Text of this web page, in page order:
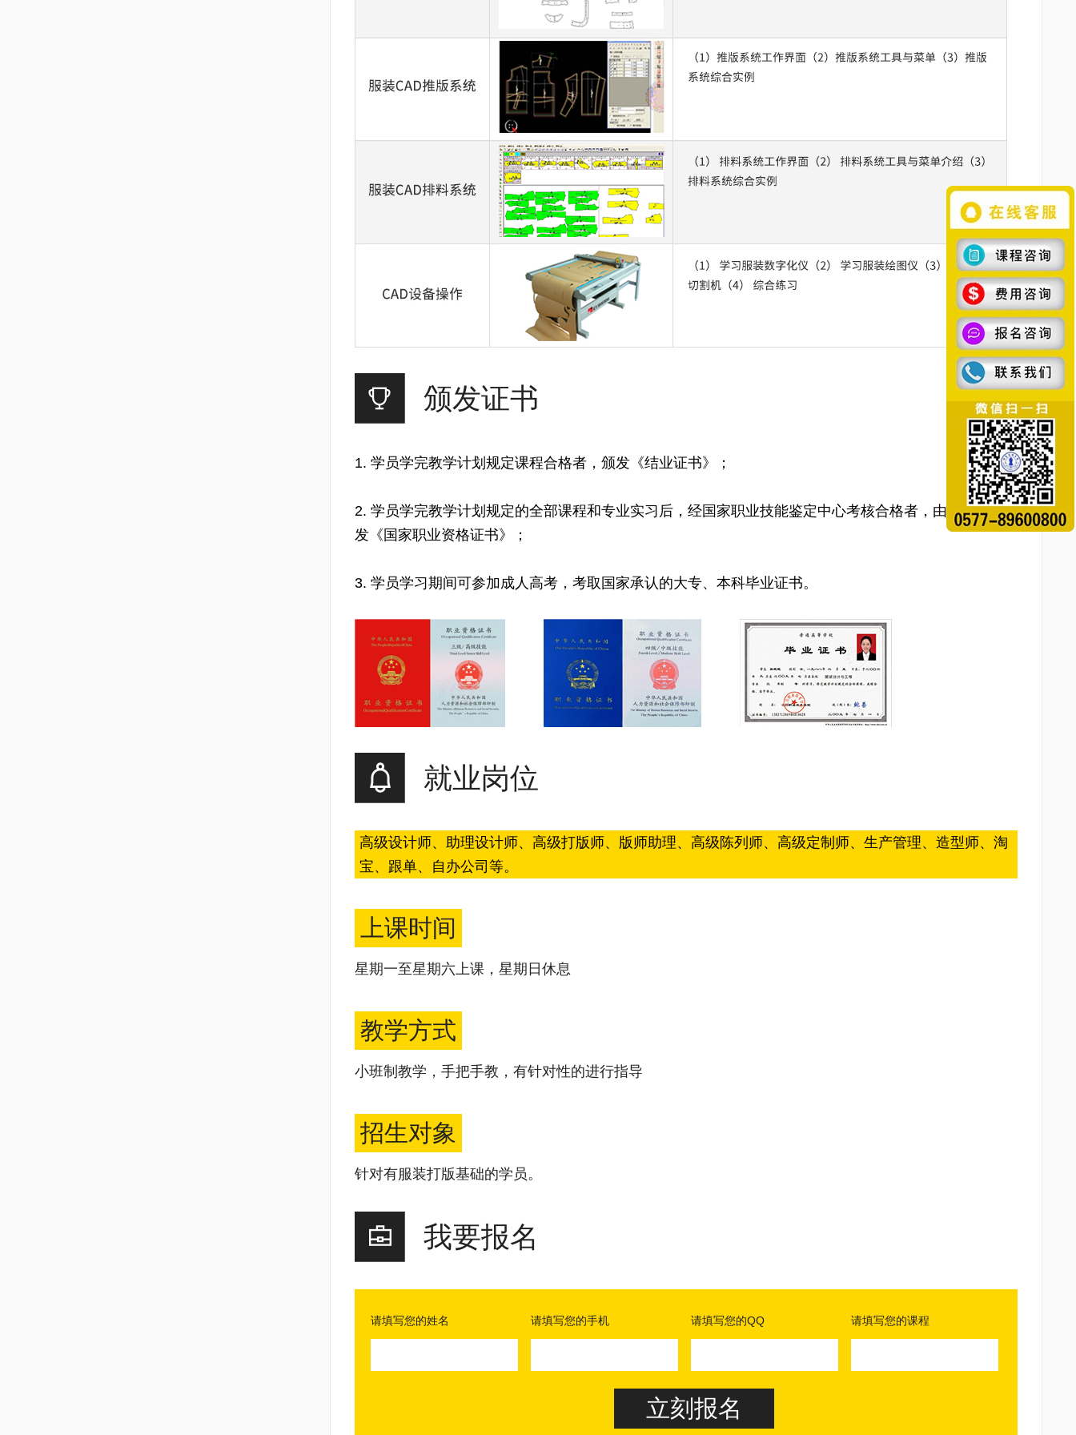
颁发证书
1. 学员学完教学计划规定课程合格者，颁发《结业证书》；
2. 学员学完教学计划规定的全部课程和专业实习后，经国家职业技能鉴定中心考核合格者，由人社局颁
发《国家职业资格证书》；
3. 学员学习期间可参加成人高考，考取国家承认的大专、本科毕业证书。
就业岗位
高级设计师、助理设计师、高级打版师、版师助理、高级陈列师、高级定制师、生产管理、造型师、淘
宝、跟单、自办公司等。
上课时间
星期一至星期六上课，星期日休息
教学方式
小班制教学，手把手教，有针对性的进行指导
招生对象
针对有服装打版基础的学员。
我要报名
请填写您的姓名 请填写您的手机 请填写您的QQ 请填写您的课程